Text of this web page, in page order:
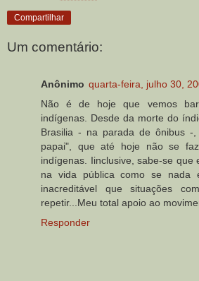
Compartilhar
Um comentário:
Anônimo quarta-feira, julho 30,
Não é de hoje que vemos
indígenas. Desde da morte do
Brasilia - na parada de ônibus -
papai", que até hoje não se
indígenas. Iinclusive, sabe-se que
na vida pública como se nada
inacreditável que situações
repetir...Meu total apoio ao
Responder